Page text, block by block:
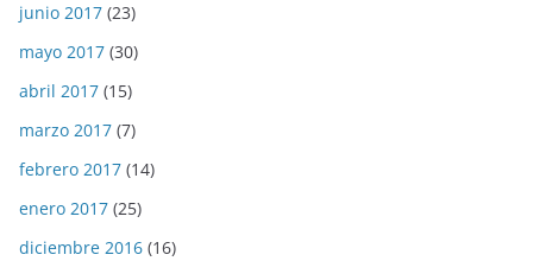
junio 2017 (23)
mayo 2017 (30)
abril 2017 (15)
marzo 2017 (7)
febrero 2017 (14)
enero 2017 (25)
diciembre 2016 (16)